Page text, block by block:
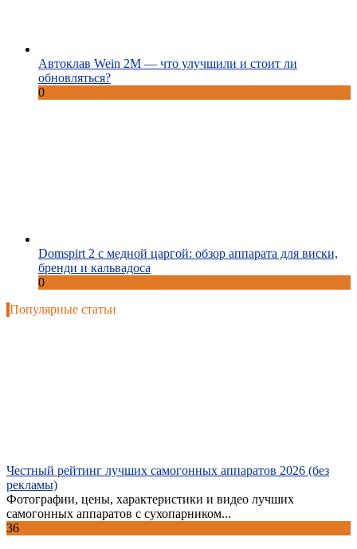
Автоклав Wein 2M — что улучшили и стоит ли
обновляться?
0
Domspirt 2 с медной царгой: обзор аппарата для виски,
бренди и кальвадоса
0
Популярные статьи
Честный рейтинг лучших самогонных аппаратов 2026 (без
рекламы)
Фотографии, цены, характеристики и видео лучших
самогонных аппаратов с сухопарником...
36